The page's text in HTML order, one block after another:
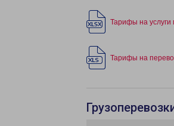
Тарифы на услуги
Тарифы на